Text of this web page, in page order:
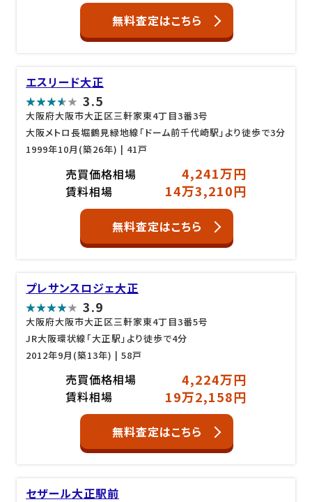
無料査定はこちら
エスリード大正
3.5
大阪府大阪市大正区三軒家東4丁目3番3号
大阪メトロ長堀鶴見緑地線「ドーム前千代崎駅」より徒歩で3分
1999年10月(築26年) | 41戸
売買価格相場 4,241万円
賃料相場 14万3,210円
無料査定はこちら
プレサンスロジェ大正
3.9
大阪府大阪市大正区三軒家東4丁目3番5号
JR大阪環状線「大正駅」より徒歩で4分
2012年9月(築13年) | 58戸
売買価格相場 4,224万円
賃料相場 19万2,158円
無料査定はこちら
セザール大正駅前